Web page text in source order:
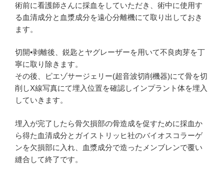
術前に看護師さんに採血をしていただき、術中に使用す
る血清成分と血漿成分を遠心分離機にて取り出しておき
ます。
切開•剥離後、鋭匙とヤグレーザーを用いて不良肉芽を丁
寧に取り除きます。
その後、ピエゾサージェリー(超音波切削機器)にて骨を切
削しX線写真にて埋入位置を確認しインプラント体を埋入
していきます。
埋入が完了したら骨欠損部の骨造成を促すために採血か
ら得た血清成分とガイストリッヒ社のバイオスコラーゲ
ンを欠損部に入れ、血漿成分で造ったメンブレンで覆い
縫合して終了です。